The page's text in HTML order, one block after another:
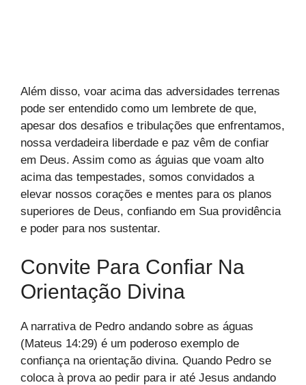
Além disso, voar acima das adversidades terrenas
pode ser entendido como um lembrete de que,
apesar dos desafios e tribulações que enfrentamos,
nossa verdadeira liberdade e paz vêm de confiar
em Deus. Assim como as águias que voam alto
acima das tempestades, somos convidados a
elevar nossos corações e mentes para os planos
superiores de Deus, confiando em Sua providência
e poder para nos sustentar.
Convite Para Confiar Na
Orientação Divina
A narrativa de Pedro andando sobre as águas
(Mateus 14:29) é um poderoso exemplo de
confiança na orientação divina. Quando Pedro se
coloca à prova ao pedir para ir até Jesus andando